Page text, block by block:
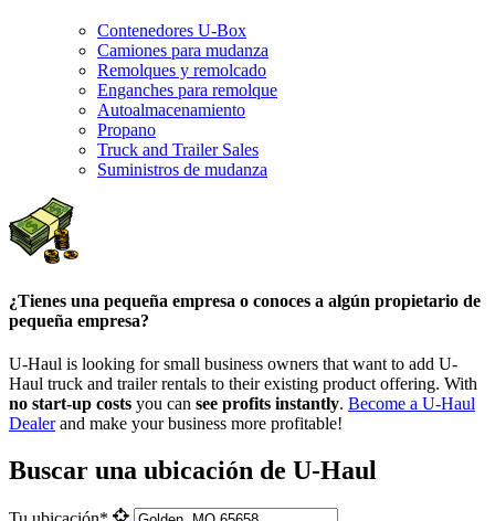
Contenedores U-Box
Camiones para mudanza
Remolques y remolcado
Enganches para remolque
Autoalmacenamiento
Propano
Truck and Trailer Sales
Suministros de mudanza
¿Tienes una pequeña empresa o conoces a algún propietario de
pequeña empresa?
U-Haul is looking for small business owners that want to add U-
Haul truck and trailer rentals to their existing product offering. With
no start-up costs you can see profits instantly. Become a U-Haul
Dealerand make your business more profitable!
Buscar una ubicación de U-Haul